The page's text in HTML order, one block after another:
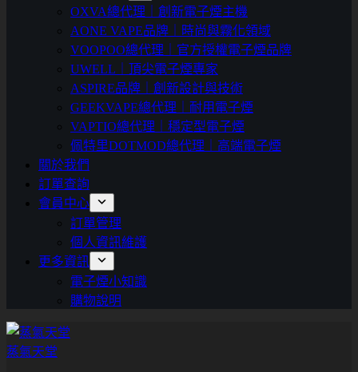
OXVA總代理｜創新電子煙主機
AONE VAPE品牌｜時尚與霧化領域
VOOPOO總代理｜官方授權電子煙品牌
UWELL｜頂尖電子煙專家
ASPIRE品牌｜創新設計與技術
GEEKVAPE總代理｜耐用電子煙
VAPTIO總代理｜穩定型電子煙
佩特里DOTMOD總代理｜高端電子煙
關於我們
訂單查詢
會員中心
訂單管理
個人資訊維護
更多資訊
電子煙小知識
購物說明
蒸氣天堂